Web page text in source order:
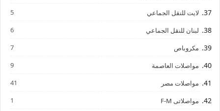
لايت للنقل الجماعي 5
لبنان للنقل الجماعي 6
مكروباص 7
مواصلات العاصمة 9
مواصلات مصر 41
مواصلاتى F-M 1